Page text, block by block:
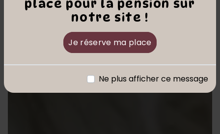
place pour la pension sur
notre site !
Je réserve ma place
Ne plus afficher ce message